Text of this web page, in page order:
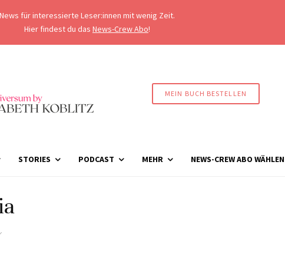
News für interessierte Leser:innen mit wenig Zeit.
Hier findest du das News-Crew Abo!
MEIN BUCH BESTELLEN
STORIES PODCAST MEHR NEWS-CREW ABO WÄHLEN